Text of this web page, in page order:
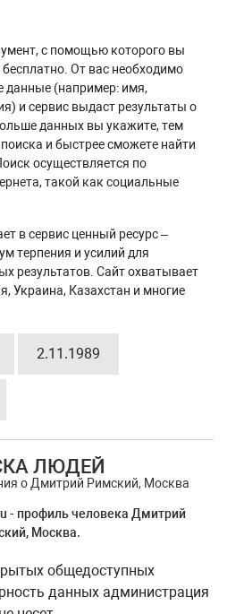
с помощью которого вы
От вас необходимо
данные (например: имя,
и сервис выдаст результаты о
данных вы укажите, тем
и быстрее сможете найти
осуществляется по
такой как социальные
в сервис ценный ресурс –
терпения и усилий для
результатов. Сайт охватывает
Украина, Казахстан и многие
2.11.1989
ЛЮДЕЙ
о Дмитрий Римский, Москва
- профиль человека Дмитрий
Москва.
общедоступных
данных администрация